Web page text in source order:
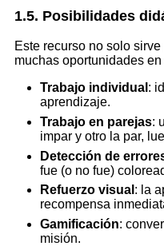
1.5. Posibilidades
Este recurso no solo
muchas oportunidades
Trabajo individual :
aprendizaje.
Trabajo en parejas:
impar y otro la par,
Detección de
fue (o no fue)
Refuerzo visual : la
recompensa
Gamificación:
misión.